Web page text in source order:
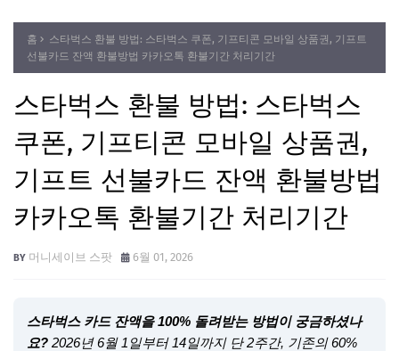
홈
스타벅스 환불 방법: 스타벅스 쿠폰, 기프티콘 모바일 상품권, 기프트
선불카드 잔액 환불방법 카카오톡 환불기간 처리기간
스타벅스 환불 방법: 스타벅스
쿠폰, 기프티콘 모바일 상품권,
기프트 선불카드 잔액 환불방법
카카오톡 환불기간 처리기간
머니세이브 스팟 6월 01, 2026
스타벅스 카드 잔액을 100% 돌려받는 방법이 궁금하셨나
요? 2026년 6월 1일부터 14일까지 단 2주간, 기존의 60%